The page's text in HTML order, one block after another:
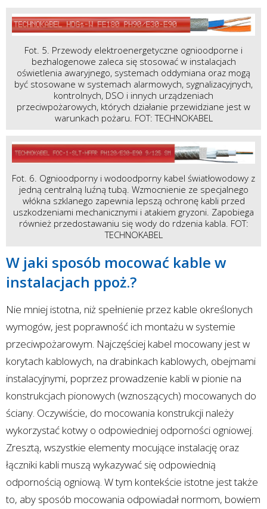
Fot. 5. Przewody elektroenergetyczne ognioodporne i
bezhalogenowe zaleca się stosować w instalacjach
oświetlenia awaryjnego, systemach oddymiana oraz mogą
być stosowane w systemach alarmowych, sygnalizacyjnych,
kontrolnych, DSO i innych urządzeniach
przeciwpożarowych, których działanie przewidziane jest w
warunkach pożaru. FOT: TECHNOKABEL
Fot. 6. Ognioodporny i wodoodporny kabel światłowodowy z
jedną centralną luźną tubą. Wzmocnienie ze specjalnego
włókna szklanego zapewnia lepszą ochronę kabli przed
uszkodzeniami mechanicznymi i atakiem gryzoni. Zapobiega
również przedostawaniu się wody do rdzenia kabla. FOT:
TECHNOKABEL
W jaki sposób mocować kable w
instalacjach ppoż.?
Nie mniej istotna, niż spełnienie przez kable określonych
wymogów, jest poprawność ich montażu w systemie
przeciwpożarowym. Najczęściej kabel mocowany jest w
korytach kablowych, na drabinkach kablowych, obejmami
instalacyjnymi, poprzez prowadzenie kabli w pionie na
konstrukcjach pionowych (wznoszących) mocowanych do
ściany. Oczywiście, do mocowania konstrukcji należy
wykorzystać kotwy o odpowiedniej odporności ogniowej.
Zresztą, wszystkie elementy mocujące instalację oraz
łączniki kabli muszą wykazywać się odpowiednią
odpornością ogniową. W tym kontekście istotne jest także
to, aby sposób mocowania odpowiadał normom, bowiem